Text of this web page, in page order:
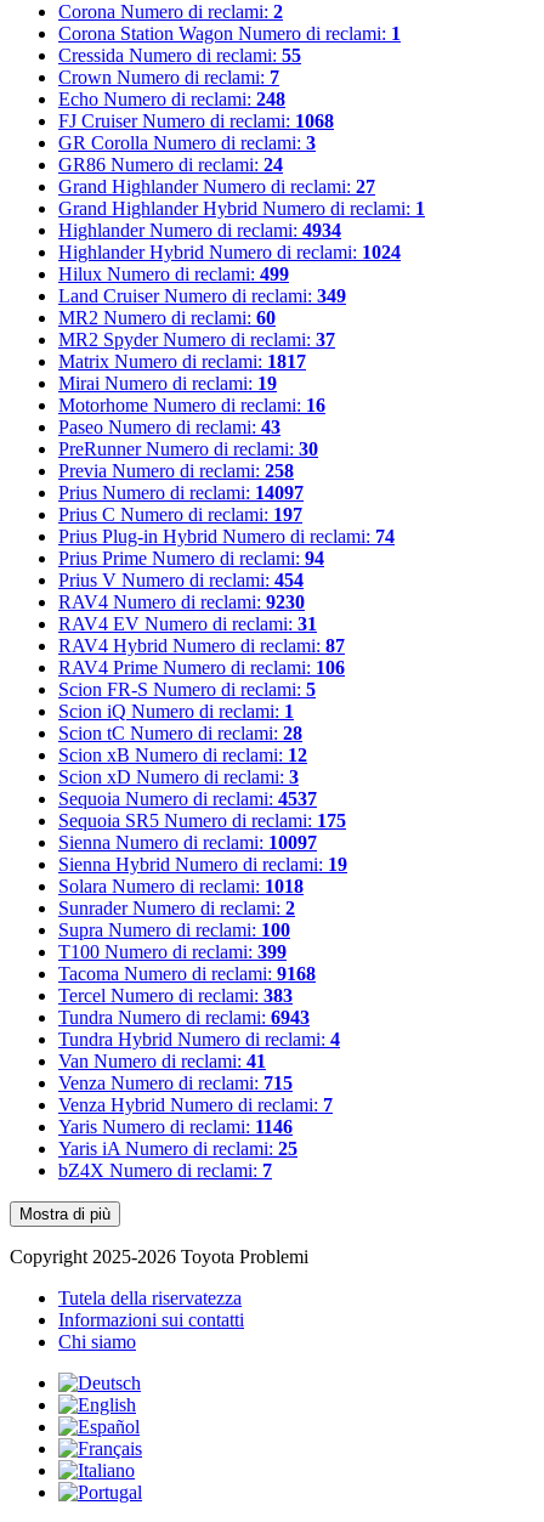
Corona Numero di reclami: 2
Corona Station Wagon Numero di reclami: 1
Cressida Numero di reclami: 55
Crown Numero di reclami: 7
Echo Numero di reclami: 248
FJ Cruiser Numero di reclami: 1068
GR Corolla Numero di reclami: 3
GR86 Numero di reclami: 24
Grand Highlander Numero di reclami: 27
Grand Highlander Hybrid Numero di reclami: 1
Highlander Numero di reclami: 4934
Highlander Hybrid Numero di reclami: 1024
Hilux Numero di reclami: 499
Land Cruiser Numero di reclami: 349
MR2 Numero di reclami: 60
MR2 Spyder Numero di reclami: 37
Matrix Numero di reclami: 1817
Mirai Numero di reclami: 19
Motorhome Numero di reclami: 16
Paseo Numero di reclami: 43
PreRunner Numero di reclami: 30
Previa Numero di reclami: 258
Prius Numero di reclami: 14097
Prius C Numero di reclami: 197
Prius Plug-in Hybrid Numero di reclami: 74
Prius Prime Numero di reclami: 94
Prius V Numero di reclami: 454
RAV4 Numero di reclami: 9230
RAV4 EV Numero di reclami: 31
RAV4 Hybrid Numero di reclami: 87
RAV4 Prime Numero di reclami: 106
Scion FR-S Numero di reclami: 5
Scion iQ Numero di reclami: 1
Scion tC Numero di reclami: 28
Scion xB Numero di reclami: 12
Scion xD Numero di reclami: 3
Sequoia Numero di reclami: 4537
Sequoia SR5 Numero di reclami: 175
Sienna Numero di reclami: 10097
Sienna Hybrid Numero di reclami: 19
Solara Numero di reclami: 1018
Sunrader Numero di reclami: 2
Supra Numero di reclami: 100
T100 Numero di reclami: 399
Tacoma Numero di reclami: 9168
Tercel Numero di reclami: 383
Tundra Numero di reclami: 6943
Tundra Hybrid Numero di reclami: 4
Van Numero di reclami: 41
Venza Numero di reclami: 715
Venza Hybrid Numero di reclami: 7
Yaris Numero di reclami: 1146
Yaris iA Numero di reclami: 25
bZ4X Numero di reclami: 7
Mostra di più
Copyright 2025-2026 Toyota Problemi
Tutela della riservatezza
Informazioni sui contatti
Chi siamo